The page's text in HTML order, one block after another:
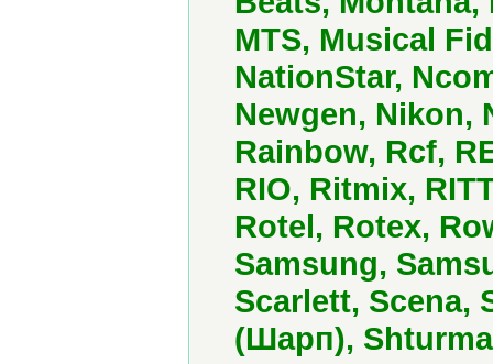
MTS, Musical
NationStar,
Newgen, Nikon,
Rainbow, Rcf,
RIO, Ritmix,
Rotel, Rotex,
Samsung,
Scarlett, Scena,
(Шарп),